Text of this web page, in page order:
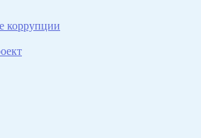
коррупции